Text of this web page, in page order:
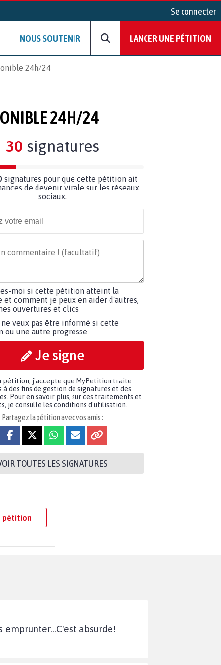
Se connecter
NOUS SOUTENIR LANCER UNE PÉTITION
24h/24
24H/24
30 signatures
signatures pour que cette pétition ait
de devenir virale sur les réseaux
sociaux.
moi si cette pétition atteint la
et comment je peux en aider d'autres,
ouvertures et clics
ne veux pas être informé si cette
ou une autre progresse
Je signe
pétition, j'accepte que MyPetition traite
à des fins de gestion de signatures et des
Pour en savoir plus, sur ces traitements et
je consulte les conditions d'utilisation.
Partagez la pétition avec vos amis :
TOUTES LES SIGNATURES
pétition
absurde!